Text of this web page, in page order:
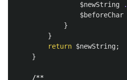
$newString
.
$beforeChar
}
}
return $newString;
}
/**